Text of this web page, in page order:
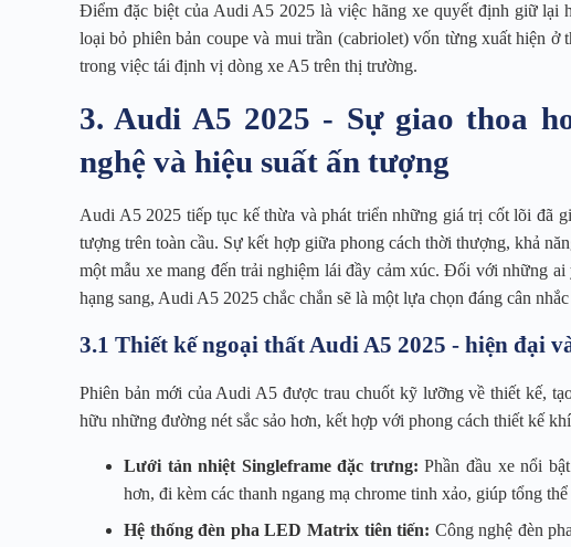
Điểm đặc biệt của Audi A5 2025 là việc hãng xe quyết định giữ lại
loại bỏ phiên bản coupe và mui trần (cabriolet) vốn từng xuất hiện
trong việc tái định vị dòng xe A5 trên thị trường.
3. Audi A5 2025 - Sự giao thoa
nghệ và hiệu suất ấn tượng
Audi A5 2025 tiếp tục kế thừa và phát triển những giá trị cốt lõi đã
tượng trên toàn cầu. Sự kết hợp giữa phong cách thời thượng, khả
một mẫu xe mang đến trải nghiệm lái đầy cảm xúc. Đối với những
hạng sang, Audi A5 2025 chắc chắn sẽ là một lựa chọn đáng cân
3.1 Thiết kế ngoại thất Audi A5 2025 - hiện đại
Phiên bản mới của Audi A5 được trau chuốt kỹ lưỡng về thiết kế,
hữu những đường nét sắc sảo hơn, kết hợp với phong cách thiết kế
Lưới tản nhiệt Singleframe đặc trưng: Phần đầu xe nổi
hơn, đi kèm các thanh ngang mạ chrome tinh xảo, giúp tổng
Hệ thống đèn pha LED Matrix tiên tiến: Công nghệ đèn